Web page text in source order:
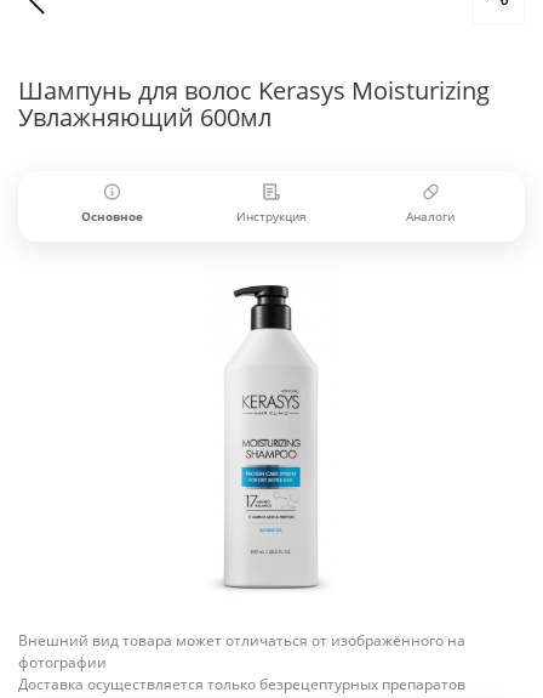
Шампунь для волос Kerasys Moisturizing
Увлажняющий 600мл
Основное Инструкция Аналоги
Внешний вид товара может отличаться от изображённого на
фотографии
Доставка осуществляется только безрецептурных препаратов